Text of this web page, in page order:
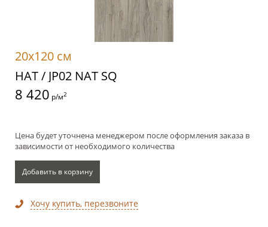
20x120 см
НАТ / JP02 NAT SQ
8 420 р/м2
Цена будет уточнена менеджером после оформления заказа в
зависимости от необходимого количества
Добавить в корзину
Хочу купить, перезвоните